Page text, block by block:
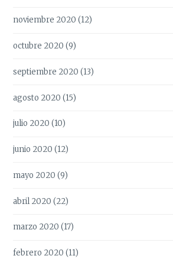
noviembre 2020 (12)
octubre 2020 (9)
septiembre 2020 (13)
agosto 2020 (15)
julio 2020 (10)
junio 2020 (12)
mayo 2020 (9)
abril 2020 (22)
marzo 2020 (17)
febrero 2020 (11)